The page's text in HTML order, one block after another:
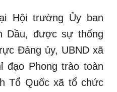
Hội trường Ủy ban
Dầu, được sự thống
Đảng ủy, UBND xã
đạo Phong trào toàn
Tổ Quốc xã tổ chức